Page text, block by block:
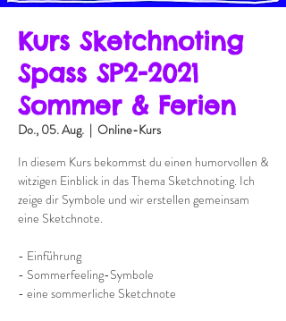
Kurs Sketchnoting
Spass SP2-2021
Sommer & Ferien
Do., 05. Aug.
  |
Online-Kurs
In diesem Kurs bekommst du einen humorvollen &
witzigen Einblick in das Thema Sketchnoting. Ich
zeige dir Symbole und wir erstellen gemeinsam
eine Sketchnote.
- Einführung
- Sommerfeeling-Symbole
- eine sommerliche Sketchnote